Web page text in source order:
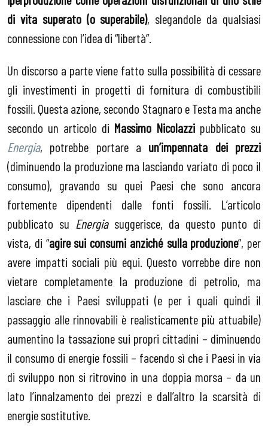
di vita superato (o superabile), slegandole da qualsiasi
connessione con l’idea di “libertà”.
Un discorso a parte viene fatto sulla possibilità di cessare
gli investimenti in progetti di fornitura di combustibili
fossili. Questa azione, secondo Stagnaro e Testa ma anche
secondo un articolo di Massimo Nicolazzi pubblicato su
Energia, potrebbe portare a un’impennata dei prezzi
(diminuendo la produzione ma lasciando variato di poco il
consumo), gravando su quei Paesi che sono ancora
fortemente dipendenti dalle fonti fossili. L’articolo
pubblicato su Energiasuggerisce, da questo punto di
vista, di “agire sui consumi anziché sulla produzione”, per
avere impatti sociali più equi. Questo vorrebbe dire non
vietare completamente la produzione di petrolio, ma
lasciare che i Paesi sviluppati (e per i quali quindi il
passaggio alle rinnovabili è realisticamente più attuabile)
aumentino la tassazione sui propri cittadini – diminuendo
il consumo di energie fossili – facendo sì che i Paesi in via
di sviluppo non si ritrovino in una doppia morsa – da un
lato l’innalzamento dei prezzi e dall’altro la scarsità di
energie sostitutive.